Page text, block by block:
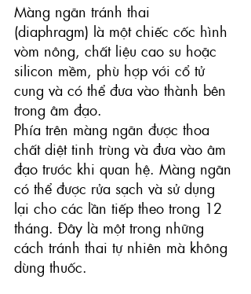
Màng ngăn tránh thai
(diaphragm) là một chiếc cốc hình
vòm nông, chất liệu cao su hoặc
silicon mềm, phù hợp với cổ tử
cung và có thể đưa vào thành bên
trong âm đạo.
Phía trên màng ngăn được thoa
chất diệt tinh trùng và đưa vào âm
đạo trước khi quan hệ. Màng ngăn
có thể được rửa sạch và sử dụng
lại cho các lần tiếp theo trong 12
tháng. Đây là một trong những
cách tránh thai tự nhiên mà không
dùng thuốc.